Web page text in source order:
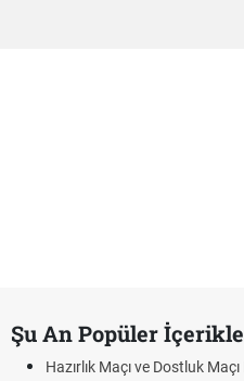
Şu An Popüler
Hazırlık Maçı ve Dostluk